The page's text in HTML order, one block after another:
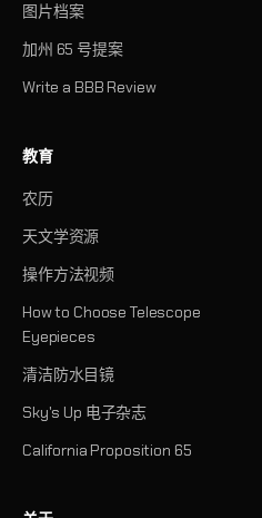
图片档案
加州 65 号提案
Write a BBB Review
教育
农历
天文学资源
操作方法视频
How to Choose Telescope
Eyepieces
清洁防水目镜
Sky's Up 电子杂志
California Proposition 65